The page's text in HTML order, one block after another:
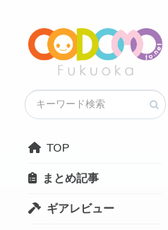
TOP
まとめ記事
ギアレビュー